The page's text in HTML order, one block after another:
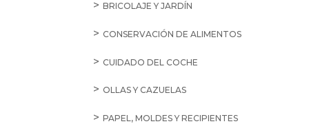
BRICOLAJE Y JARDÍN
CONSERVACIÓN DE ALIMENTOS
CUIDADO DEL COCHE
OLLAS Y CAZUELAS
PAPEL, MOLDES Y RECIPIENTES